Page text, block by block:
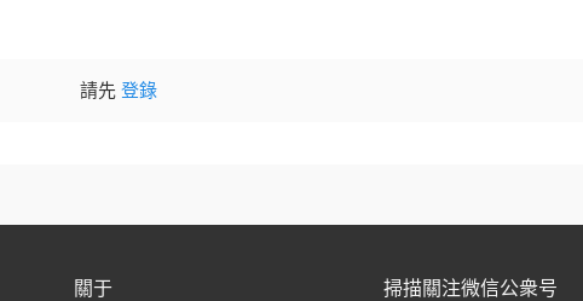
請先 登錄
關于 掃描關注微信公衆号